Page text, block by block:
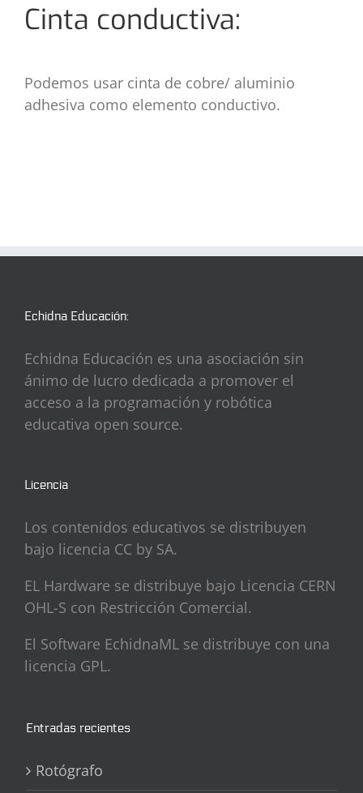
Cinta conductiva:
Podemos usar cinta de cobre/ aluminio
adhesiva como elemento conductivo.
Echidna Educación:
Echidna Educación es una asociación sin
ánimo de lucro dedicada a promover el
acceso a la programación y robótica
educativa open source.
Licencia
Los contenidos educativos se distribuyen
bajo licencia CC by SA.
EL Hardware se distribuye bajo Licencia CERN
OHL-S con Restricción Comercial.
El Software EchidnaML se distribuye con una
licencia GPL.
Entradas recientes
Rotógrafo